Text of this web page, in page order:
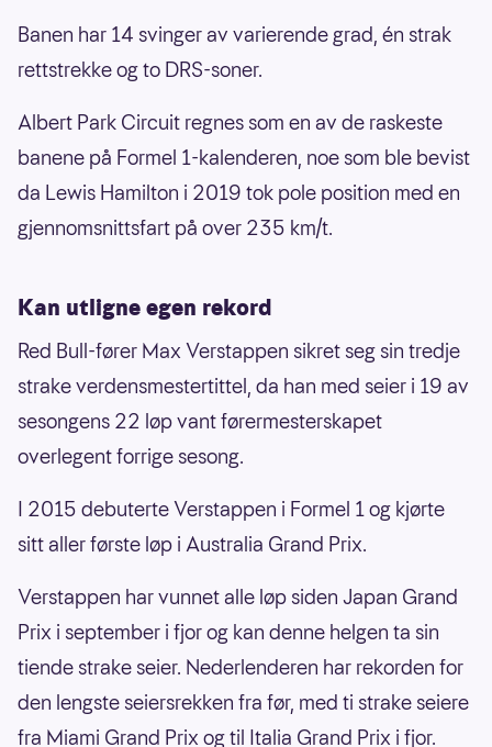
Banen har 14 svinger av varierende grad, én strak
rettstrekke og to DRS-soner.
Albert Park Circuit regnes som en av de raskeste
banene på Formel 1-kalenderen, noe som ble bevist
da Lewis Hamilton i 2019 tok pole position med en
gjennomsnittsfart på over 235 km/t.
Kan utligne egen rekord
Red Bull-fører Max Verstappen sikret seg sin tredje
strake verdensmestertittel, da han med seier i 19 av
sesongens 22 løp vant førermesterskapet
overlegent forrige sesong.
I 2015 debuterte Verstappen i Formel 1 og kjørte
sitt aller første løp i Australia Grand Prix.
Verstappen har vunnet alle løp siden Japan Grand
Prix i september i fjor og kan denne helgen ta sin
tiende strake seier. Nederlenderen har rekorden for
den lengste seiersrekken fra før, med ti strake seiere
fra Miami Grand Prix og til Italia Grand Prix i fjor.